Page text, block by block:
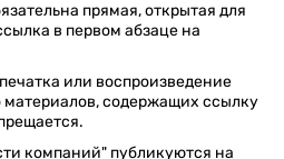
прямая, открытая для
в первом абзаце на
или воспроизведение
содержащих ссылку
компаний" публикуются на